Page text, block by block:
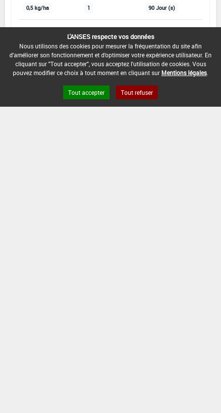
0,5 kg/ha 1 90 Jour (s)
INTERVALLE MINIMUM ENTRE APPLICATIONS :
-
DATE DE RETRAIT DE L'USAGE :
DATE DE FIN DE DISTRIBUTION :
30/09/2018
L'ANSES respecte vos données
Nous utilisons des cookies pour mesurer la fréquentation du site afin
d'améliorer son fonctionnement et d'optimiser votre expérience utilisateur. En
cliquant sur "Tout accepter", vous acceptez l'utilisation de cookies. Vous
pouvez modifier ce choix à tout moment en cliquant sur Mentions légales
Tout accepter Tout refuser